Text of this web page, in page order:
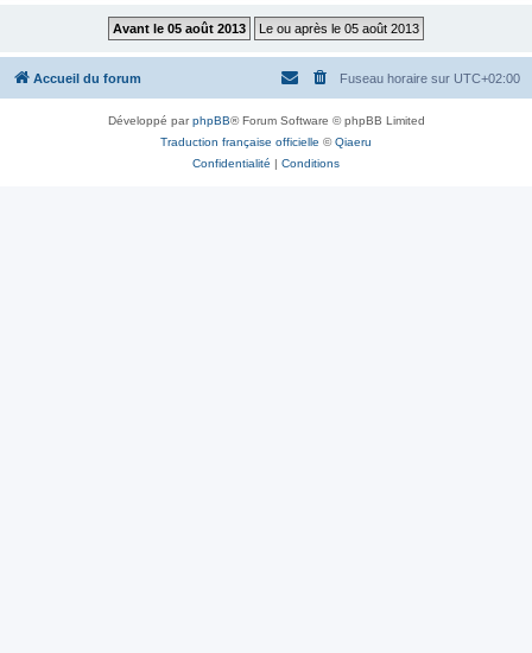
Accueil du forum Fuseau horaire sur UTC+02:00
Développé parphpBB® Forum Software © phpBB Limited
Traduction française officielle ©Qiaeru
Confidentialité | Conditions